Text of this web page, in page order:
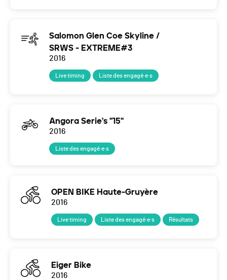
Salomon Glen Coe Skyline /
SRWS - EXTREME#3
2016
Live timing Liste des engagé·e·s
Angora Serie's "15"
2016
Liste des engagé·e·s
OPEN BIKE Haute-Gruyère
2016
Live timing Liste des engagé·e·s Résultats
Eiger Bike
2016